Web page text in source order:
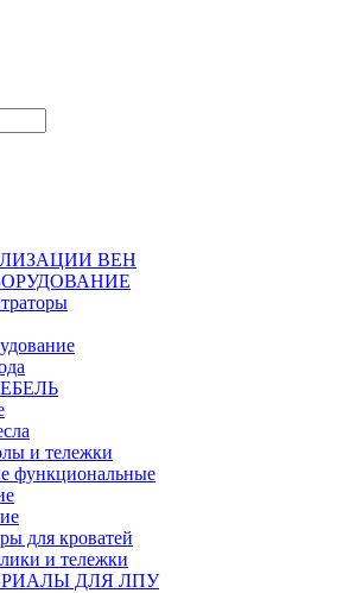
ВЕН
и тележки
функциональные
для кроватей
и тележки
ДЛЯ ЛПУ